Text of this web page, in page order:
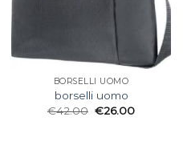
BORSELLI UOMO
borselli uomo
€42.00 €26.00